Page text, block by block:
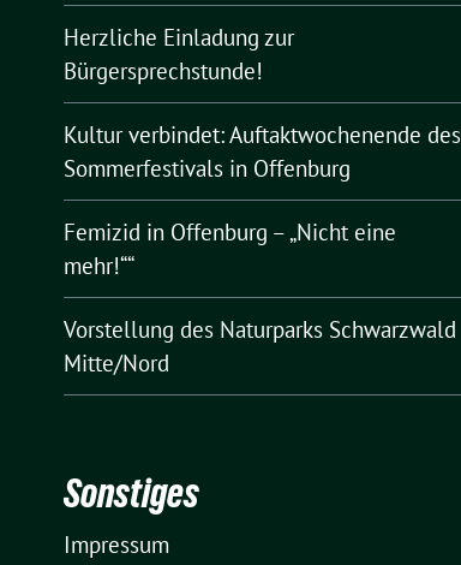
Herzliche Einladung zur
Bürgersprechstunde!
Kultur verbindet: Auftaktwochenende des
Sommerfestivals in Offenburg
Femizid in Offenburg – „Nicht eine
mehr!““
Vorstellung des Naturparks Schwarzwald
Mitte/Nord
Sonstiges
Impressum